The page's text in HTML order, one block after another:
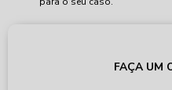
FAÇA UM